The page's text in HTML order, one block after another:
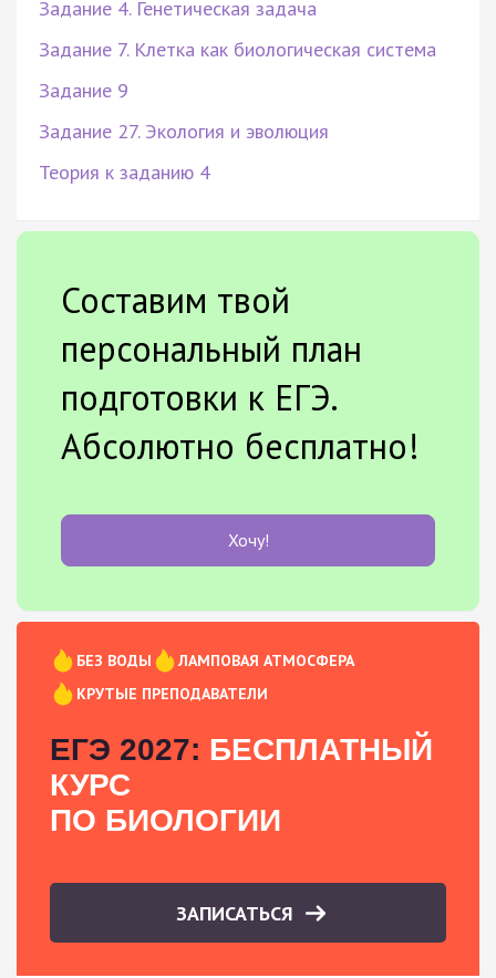
Задание 4. Генетическая задача
Задание 7. Клетка как биологическая система
Задание 9
Задание 27. Экология и эволюция
Теория к заданию 4
Составим твой
персональный план
подготовки к ЕГЭ.
Абсолютно бесплатно!
Хочу!
БЕЗ ВОДЫ
ЛАМПОВАЯ АТМОСФЕРА
КРУТЫЕ ПРЕПОДАВАТЕЛИ
ЕГЭ 2027: БЕСПЛАТНЫЙ
КУРС
ПО БИОЛОГИИ
ЗАПИСАТЬСЯ